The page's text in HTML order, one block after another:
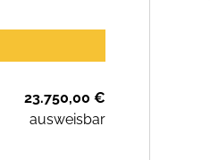
23.750,00 €
ausweisbar